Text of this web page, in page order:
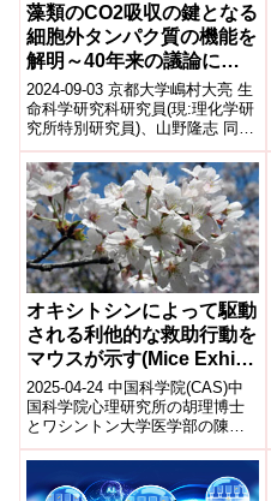
藻類のCO2吸収の鍵となる
細胞外タンパク質の機能を
解明～40年来の議論にゲ
ノム編集技術で決着～
2024-09-03 京都大学嶋村大亮 生
命科学研究科研究員(現:理化学研
究所特別研究員)、山野隆志 同准
教授らの研究グループは、ゲノ
ム編集技術を用いてモデル緑...
オキシトシンによって駆動
される利他的な救助行動を
マウスが示す(Mice Exhibit
Altruistic Rescue
Behavior Driven by
Oxytocin)
2025-04-24 中国科学院(CAS)​中
国科学院心理研究所の胡理博士
とワシントン大学医学部の陳周
峰博士らの研究チームは、マウ
スが麻酔をかけられた仲間に対
し...